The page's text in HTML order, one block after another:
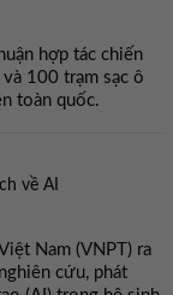
hợp tác chiến
100 trạm sạc ô
toàn quốc.
về AI
Nam (VNPT) ra
cứu, phát